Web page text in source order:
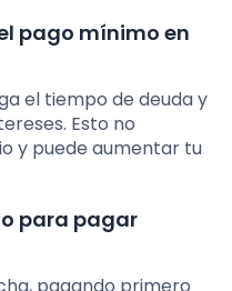
pago mínimo en
el tiempo de deuda y
Esto no
y puede aumentar tu
para pagar
pagando primero